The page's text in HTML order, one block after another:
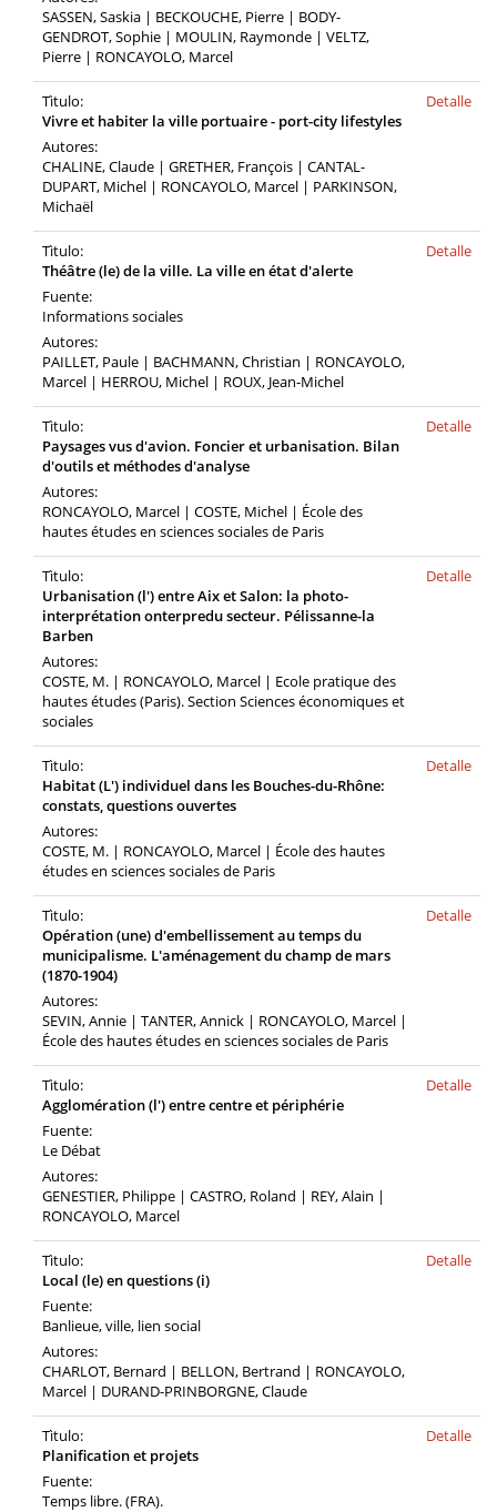
SASSEN, Saskia | BECKOUCHE, Pierre | BODY-
GENDROT, Sophie | MOULIN, Raymonde | VELTZ,
Pierre | RONCAYOLO, Marcel
Tìtulo:
Vivre et habiter la ville portuaire - port-city lifestyles
Autores:
CHALINE, Claude | GRETHER, François | CANTAL-
DUPART, Michel | RONCAYOLO, Marcel | PARKINSON,
Michaël
Detalle
Tìtulo:
Théâtre (le) de la ville. La ville en état d'alerte
Fuente:
Informations sociales
Autores:
PAILLET, Paule | BACHMANN, Christian | RONCAYOLO,
Marcel | HERROU, Michel | ROUX, Jean-Michel
Detalle
Tìtulo:
Paysages vus d'avion. Foncier et urbanisation. Bilan
d'outils et méthodes d'analyse
Autores:
RONCAYOLO, Marcel | COSTE, Michel | École des
hautes études en sciences sociales de Paris
Detalle
Tìtulo:
Urbanisation (l') entre Aix et Salon: la photo-
interprétation onterpredu secteur. Pélissanne-la
Barben
Autores:
COSTE, M. | RONCAYOLO, Marcel | Ecole pratique des
hautes études (Paris). Section Sciences économiques et
sociales
Detalle
Tìtulo:
Habitat (L') individuel dans les Bouches-du-Rhône:
constats, questions ouvertes
Autores:
COSTE, M. | RONCAYOLO, Marcel | École des hautes
études en sciences sociales de Paris
Detalle
Tìtulo:
Opération (une) d'embellissement au temps du
municipalisme. L'aménagement du champ de mars
(1870-1904)
Autores:
SEVIN, Annie | TANTER, Annick | RONCAYOLO, Marcel |
École des hautes études en sciences sociales de Paris
Detalle
Tìtulo:
Agglomération (l') entre centre et périphérie
Fuente:
Le Débat
Autores:
GENESTIER, Philippe | CASTRO, Roland | REY, Alain |
RONCAYOLO, Marcel
Detalle
Tìtulo:
Local (le) en questions (i)
Fuente:
Banlieue, ville, lien social
Autores:
CHARLOT, Bernard | BELLON, Bertrand | RONCAYOLO,
Marcel | DURAND-PRINBORGNE, Claude
Detalle
Tìtulo:
Planification et projets
Fuente:
Temps libre. (FRA).
Detalle